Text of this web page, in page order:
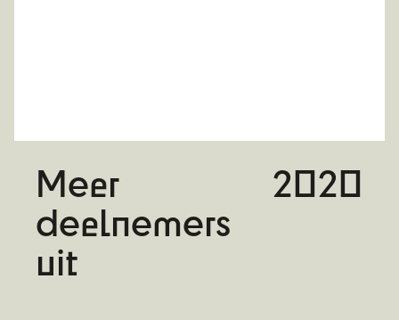
Meer
deelnemers
uit
2020